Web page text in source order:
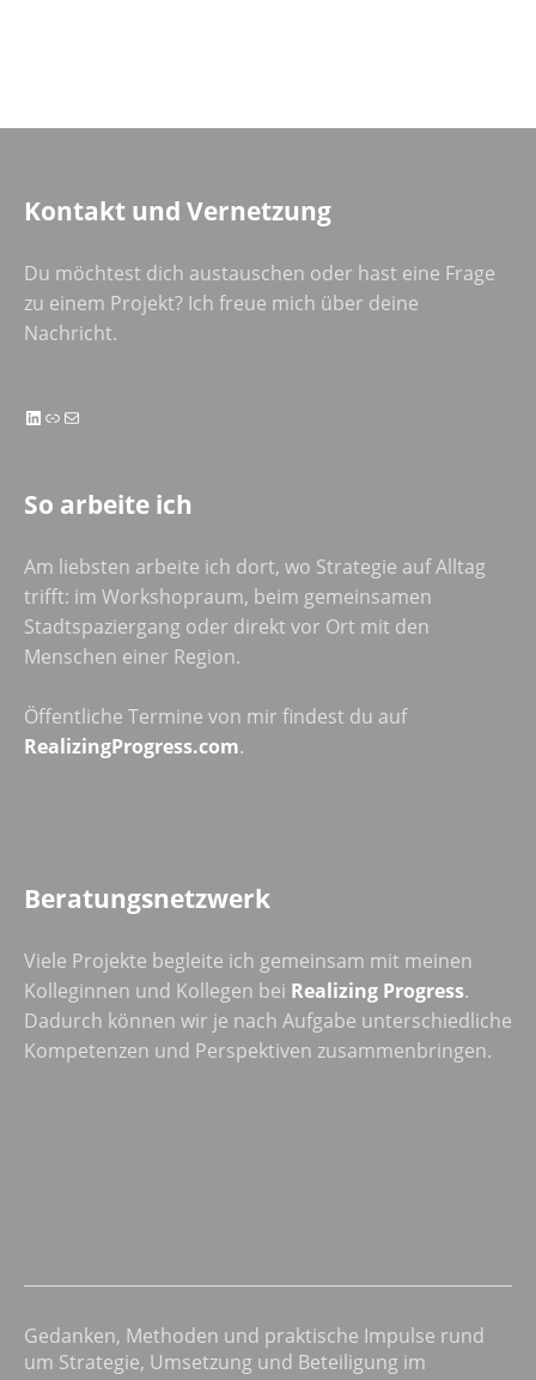
Kontakt und Vernetzung
Du möchtest dich austauschen oder hast eine Frage
zu einem Projekt? Ich freue mich über deine
Nachricht.
LinkedIn
LinkE-Mail
So arbeite ich
Am liebsten arbeite ich dort, wo Strategie auf Alltag
trifft: im Workshopraum, beim gemeinsamen
Stadtspaziergang oder direkt vor Ort mit den
Menschen einer Region.
Öffentliche Termine von mir findest du auf
RealizingProgress.com.
Beratungsnetzwerk
Viele Projekte begleite ich gemeinsam mit meinen
Kolleginnen und Kollegen bei Realizing Progress.
Dadurch können wir je nach Aufgabe unterschiedliche
Kompetenzen und Perspektiven zusammenbringen.
Gedanken, Methoden und praktische Impulse rund
um Strategie, Umsetzung und Beteiligung im